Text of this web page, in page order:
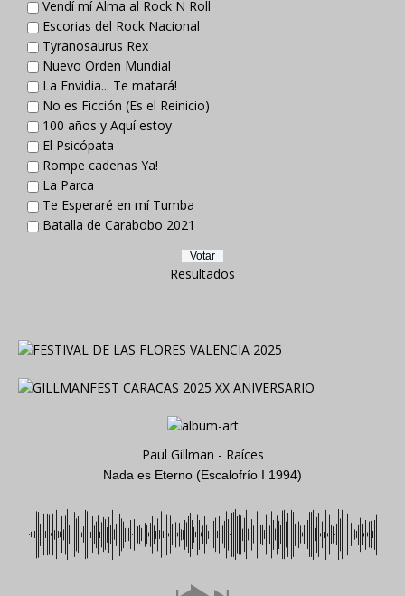
Vendí mí Alma al Rock N Roll
Escorias del Rock Nacional
Tyranosaurus Rex
Nuevo Orden Mundial
La Envidia... Te matará!
No es Ficción (Es el Reinicio)
100 años y Aquí estoy
El Psicópata
Rompe cadenas Ya!
La Parca
Te Esperaré en mí Tumba
Batalla de Carabobo 2021
Resultados
Paul Gillman - Raíces
Nada es Eterno (Escalofrío I 1994)